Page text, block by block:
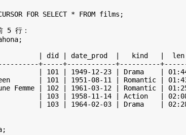
FOR SELECT * FROM films;
5 行：
| did | date_prod  |   kind   |  len
+-----+------------+----------
| 101 | 1949-12-23 | Drama    |
| 101 | 1951-08-11 | Romantic |
Femme | 102 | 1961-03-12 | Romantic |
| 103 | 1958-11-14 | Action   |
| 103 | 1964-02-03 | Drama    |